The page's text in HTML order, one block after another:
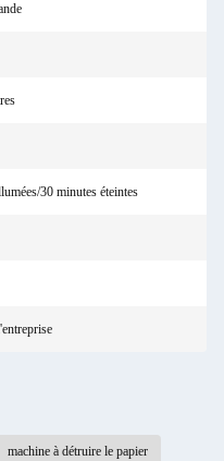
30 minutes éteintes
machine à détruire le papier